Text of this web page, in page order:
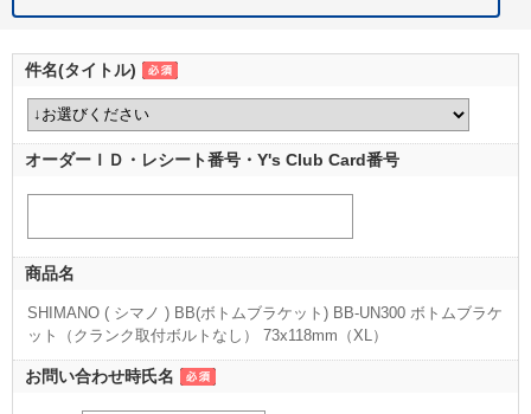
件名(タイトル)
オーダーＩＤ・レシート番号・Y's Club Card番号
商品名
SHIMANO ( シマノ ) BB(ボトムブラケット) BB-UN300 ボトムブラケ
ット（クランク取付ボルトなし） 73x118mm（XL）
（73x118mm（XL））
お問い合わせ時氏名